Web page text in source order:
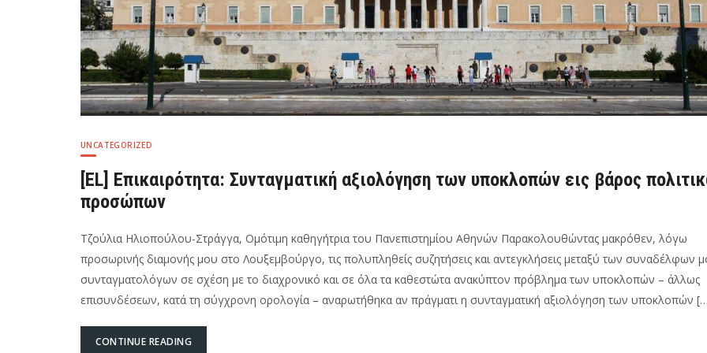
UNCATEGORIZED
[EL] Επικαιρότητα: Συνταγματική αξιολόγηση των υποκλοπών εις βάρος
προσώπων
Τζούλια Ηλιοπούλου-Στράγγα, Ομότιμη καθηγήτρια του Πανεπιστημίου Αθηνών Παρακολουθώντας μακρόθεν, λόγω
προσωρινής διαμονής μου στο Λουξεμβούργο, τις πολυπληθείς συζητήσεις και αντεγκλήσεις μεταξύ των συναδέλφων
συνταγματολόγων σε σχέση με το διαχρονικό και σε όλα τα καθεστώτα ανακύπτον πρόβλημα των υποκλοπών – άλλως
επισυνδέσεων, κατά τη σύγχρονη ορολογία – αναρωτήθηκα αν πράγματι η συνταγματική αξιολόγηση των υποκλοπών
CONTINUE READING